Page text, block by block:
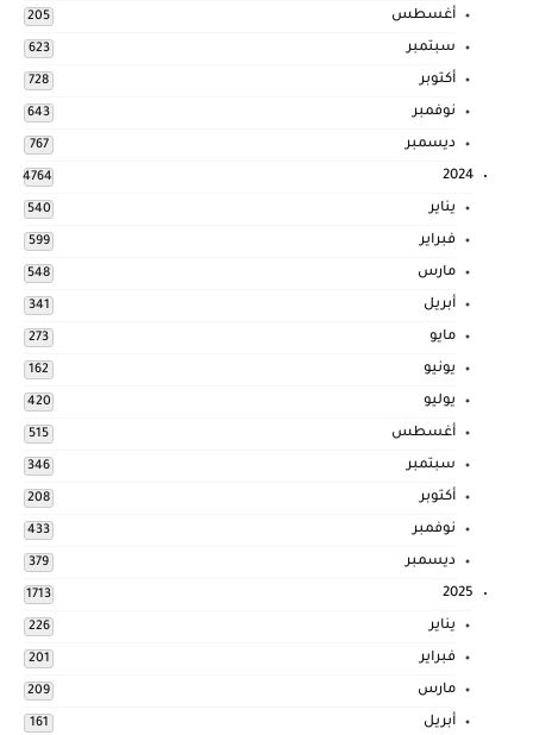
أغسطس 205
سبتمبر 623
أكتوبر 728
نوفمبر 643
ديسمبر 767
2024
4764
يناير 540
فبراير 599
مارس 548
أبريل 341
مايو 273
يونيو 162
يوليو 420
أغسطس 515
سبتمبر 346
أكتوبر 208
نوفمبر 433
ديسمبر 379
2025
1713
يناير 226
فبراير 201
مارس 209
أبريل 161